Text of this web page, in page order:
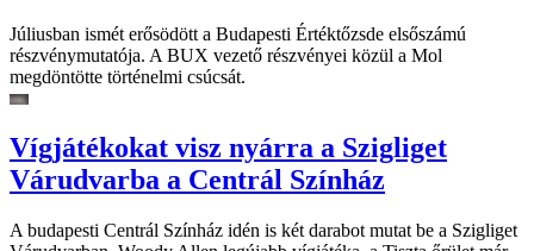
Júliusban ismét erősödött a Budapesti Értéktőzsde elsőszámú
részvénymutatója. A BUX vezető részvényei közül a Mol
megdöntötte történelmi csúcsát.
Vígjátékokat visz nyárra a Szigliget
Várudvarba a Centrál Színház
A budapesti Centrál Színház idén is két darabot mutat be a Szigliget